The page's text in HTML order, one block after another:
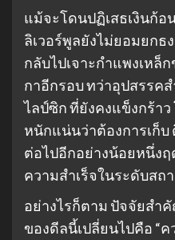
แม้จะโดนปฏิเสธเงินก้อ
ลิเวอร์พูลยังไม่ยอมยกธ
กลับไปเจาะกำแพงเหล็
กาอีกรอบ ทว่าอุปสรรค
ไลป์ซิก ที่ยังคงแข็งกร้า
หนักแน่นว่าต้องการเก็บ
ต่อไปอีกอย่างน้อยหนึ่ง
ความสำเร็จในระดับสถ
อย่างไรก็ตาม ปัจจัยสำ
ของดีลนี้เปลี่ยนไปคือ “